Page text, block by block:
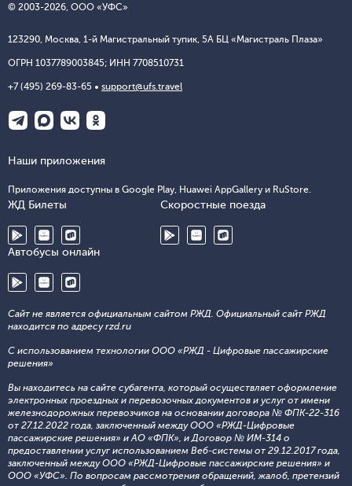
© 2003-2026, ООО «УФС»
123290, Москва, 1-й Магистральный тупик, 5А БЦ «Магистраль Плаза»
ОГРН 1037789003845; ИНН 7708510731
+7 (495) 269-83-65 support@ufs.travel
Наши приложения
Приложения доступны в Google Play, Huawei AppGallery и RuStore.
ЖД Билеты Скоростные поезда
Автобусы онлайн
Сайт не является официальным сайтом РЖД. Официальный сайт РЖД
находится по адресу rzd.ru
С использованием технологии ООО «РЖД - Цифровые пассажирские
решения»
Вы находитесь на сайте субагента, который осуществляет оформление
электронных проездных и перевозочных документов и услуг от имени
железнодорожных перевозчиков на основании договора № ФПК-22-316
от 27.12.2022 года, заключенный между ООО «РЖД-Цифровые
пассажирские решения» и АО «ФПК», и Договор № ИМ-314 о
предоставлении услуг использованием Веб-системы от 29.12.2017 года,
заключенный между ООО «РЖД-Цифровые пассажирские решения» и
ООО «УФС». По вопросам рассмотрения обращений, жалоб, претензий